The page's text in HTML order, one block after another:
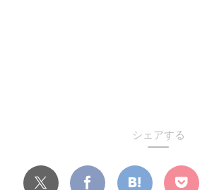
シェアする